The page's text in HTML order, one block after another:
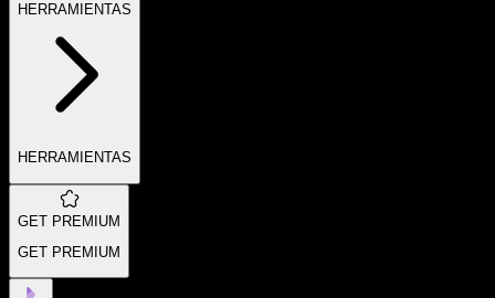
HERRAMIENTAS
HERRAMIENTAS
GET PREMIUM
GET PREMIUM